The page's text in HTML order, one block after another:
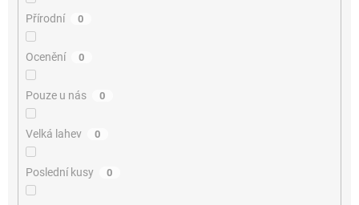
Přírodní 0
Ocenění 0
Pouze u nás 0
Velká lahev 0
Poslední kusy 0